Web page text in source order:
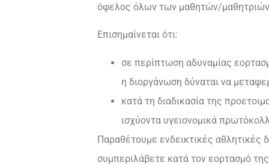
όφελος όλων των μαθητών/
Επισημαίνεται ότι:
σε περίπτωση αδυναμίας
η διοργάνωση δύναται να
κατά τη διαδικασία της
ισχύοντα υγειονομικά
Παραθέτουμε ενδεικτικές αθλητικές
συμπεριλάβετε κατά τον εορτασμό